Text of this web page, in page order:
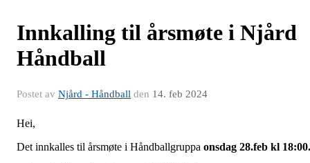
Innkalling til årsmøte i Njård
Håndball
Postet av Njård - Håndball den 14. feb 2024
Hei,
Det innkalles til årsmøte i Håndballgruppa onsdag 28.feb kl 18:00.